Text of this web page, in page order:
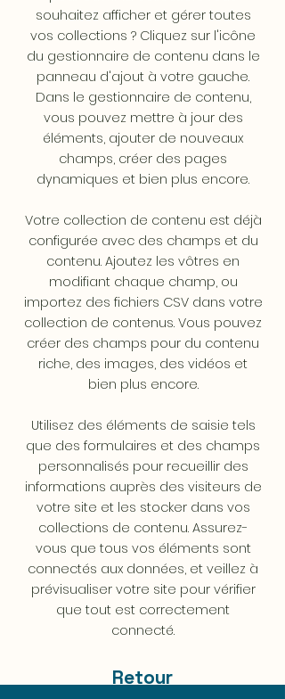
souhaitez afficher et gérer toutes
vos collections ? Cliquez sur l'icône
du gestionnaire de contenu dans le
panneau d'ajout à votre gauche.
Dans le gestionnaire de contenu,
vous pouvez mettre à jour des
éléments, ajouter de nouveaux
champs, créer des pages
dynamiques et bien plus encore.
Votre collection de contenu est déjà
configurée avec des champs et du
contenu. Ajoutez les vôtres en
modifiant chaque champ, ou
importez des fichiers CSV dans votre
collection de contenus. Vous pouvez
créer des champs pour du contenu
riche, des images, des vidéos et
bien plus encore.
Utilisez des éléments de saisie tels
que des formulaires et des champs
personnalisés pour recueillir des
informations auprès des visiteurs de
votre site et les stocker dans vos
collections de contenu. Assurez-
vous que tous vos éléments sont
connectés aux données, et veillez à
prévisualiser votre site pour vérifier
que tout est correctement
connecté.
Retour